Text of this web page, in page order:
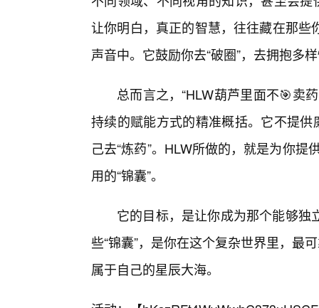
让你明白，真正的智慧，往往藏在那
声音中。它鼓励你去“破圈”，去拥抱多
总而言之，“HLW葫芦里面不🎯卖
持续的赋能方式的精准概括。它不提
己去“炼药”。HLW所做的，就是为你提
用的“锦囊”。
它的目标，是让你成为那个能够
些“锦囊”，是你在这个复杂世界里，最
属于自己的星辰大海。